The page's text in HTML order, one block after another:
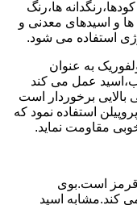
ها،رنگ
ها و اسیدهای معدنی و
استفاده می شود.
به عنوان
عمل می کند
بالایی برخوردار است
استفاده نمود که
مقاومت نماید.
قرمز است.بوی
کند.مشابه اسید